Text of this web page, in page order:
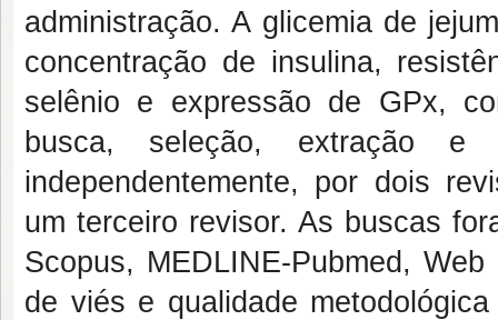
administração. A glicemia de
concentração de insulina,
selênio e expressão de GPx,
busca, seleção, extração e
independentemente, por dois
um terceiro revisor. As buscas
Scopus, MEDLINE-Pubmed,
de viés e qualidade